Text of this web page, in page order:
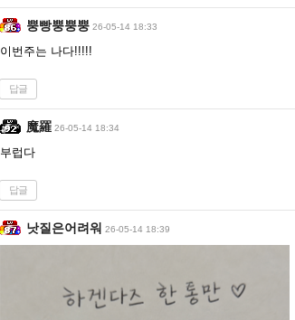
뿡빵뿡뿡뿡 26-05-14 18:33
이번주는 나다!!!!!
답글
魔羅 26-05-14 18:34
부럽다
답글
낫질은어려워 26-05-14 18:39